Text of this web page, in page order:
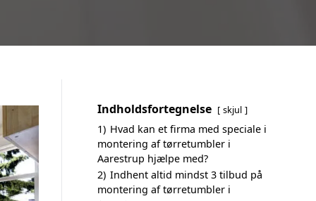
Indholdsfortegnelse skjul
1) Hvad kan et firma med speciale i
montering af tørretumbler i
Aarestrup hjælpe med?
2) Indhent altid mindst 3 tilbud på
montering af tørretumbler i